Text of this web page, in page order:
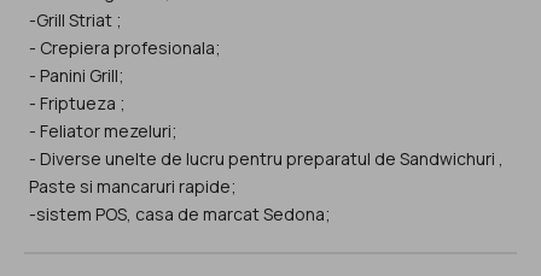
-Grill Striat ;
- Crepiera profesionala;
- Panini Grill;
- Friptueza ;
- Feliator mezeluri;
- Diverse unelte de lucru pentru preparatul de Sandwichuri ,
Paste si mancaruri rapide;
-sistem POS, casa de marcat Sedona;